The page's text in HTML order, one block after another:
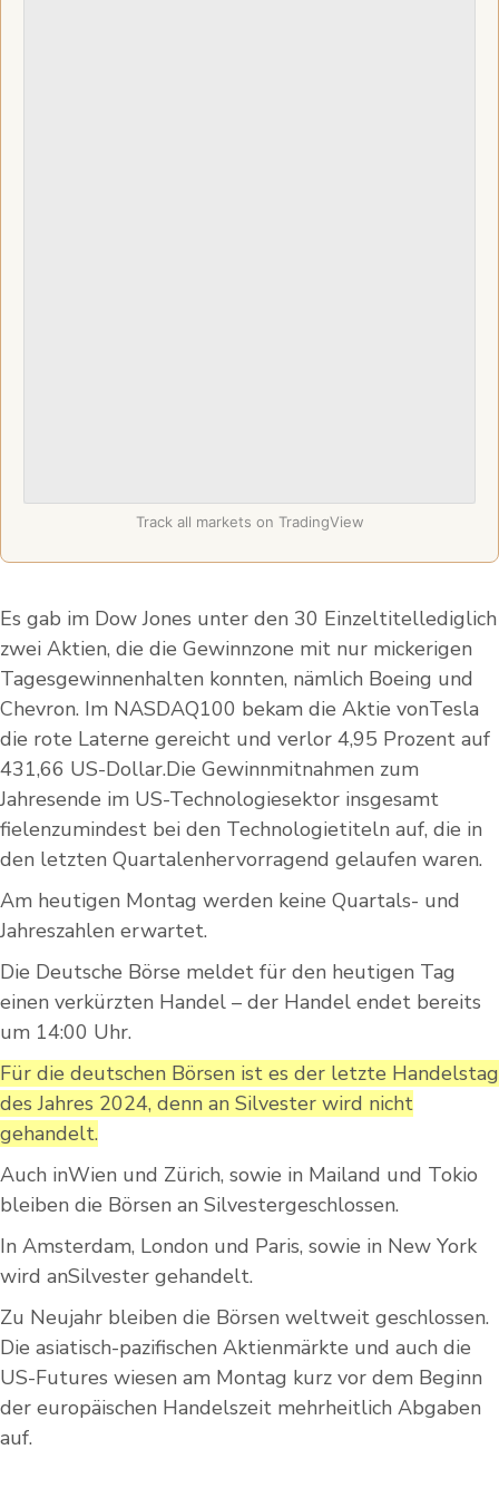
Track all markets on TradingView
Es gab im Dow Jones unter den 30 Einzeltitellediglich
zwei Aktien, die die Gewinnzone mit nur mickerigen
Tagesgewinnenhalten konnten, nämlich Boeing und
Chevron. Im NASDAQ100 bekam die Aktie vonTesla
die rote Laterne gereicht und verlor 4,95 Prozent auf
431,66 US-Dollar.Die Gewinnmitnahmen zum
Jahresende im US-Technologiesektor insgesamt
fielenzumindest bei den Technologietiteln auf, die in
den letzten Quartalenhervorragend gelaufen waren.
Am heutigen Montag werden keine Quartals- und
Jahreszahlen erwartet.
Die Deutsche Börse meldet für den heutigen Tag
einen verkürzten Handel – der Handel endet bereits
um 14:00 Uhr.
Für die deutschen Börsen ist es der letzte Handelstag
des Jahres 2024, denn an Silvester wird nicht
gehandelt.
Auch inWien und Zürich, sowie in Mailand und Tokio
bleiben die Börsen an Silvestergeschlossen.
In Amsterdam, London und Paris, sowie in New York
wird anSilvester gehandelt.
Zu Neujahr bleiben die Börsen weltweit geschlossen.
Die asiatisch-pazifischen Aktienmärkte und auch die
US-Futures wiesen am Montag kurz vor dem Beginn
der europäischen Handelszeit mehrheitlich Abgaben
auf.